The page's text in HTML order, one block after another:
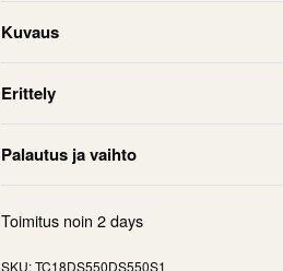
Kuvaus
Erittely
Palautus ja vaihto
Toimitus noin 2 days
TC18DS550DS550S1